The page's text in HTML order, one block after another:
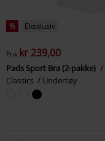
% Eksklusiv
Fra kr 239,00
Pads Sport Bra (2-pakke)
Classics
Undertøy